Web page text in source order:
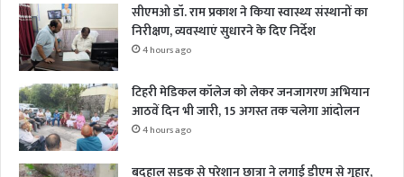
सीएमओ डॉ. राम प्रकाश ने किया स्वास्थ्य संस्थानों का
निरीक्षण, व्यवस्थाएं सुधारने के दिए निर्देश
4 hours ago
टिहरी मेडिकल कॉलेज को लेकर जनजागरण अभियान
आठवें दिन भी जारी, 15 अगस्त तक चलेगा आंदोलन
4 hours ago
बदहाल सड़क से परेशान छात्रा ने लगाई डीएम से गुहार,